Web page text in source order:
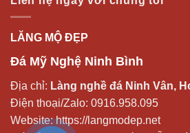
LĂNG MỘ ĐẸP
Đá Mỹ Nghệ Ninh Bình
Địa chỉ: Làng nghề đá Ninh Vân,
Điện thoại/Zalo: 0916.958.095
Website:https://langmodep.net